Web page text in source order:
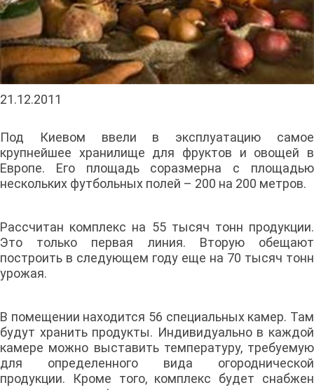
21.12.2011
Под Киевом ввели в эксплуатацию самое
крупнейшее хранилище для фруктов и овощей в
Европе. Его площадь соразмерна с площадью
нескольких футбольных полей – 200 на 200 метров.
Рассчитан комплекс на 55 тысяч тонн продукции.
Это только первая линия. Вторую обещают
построить в следующем году еще на 70 тысяч тонн
урожая.
В помещении находится 56 специальных камер. Там
будут хранить продукты. Индивидуально в каждой
камере можно выставить температуру, требуемую
для определенного вида огороднической
продукции. Кроме того, комплекс будет снабжен